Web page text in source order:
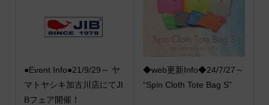
●Event Info●21/9/29～ ヤ
マトヤシキ加古川店にてJI
Bフェア開催！
◆web更新Info◆24/7/27～
“Spin Cloth Tote Bag S”